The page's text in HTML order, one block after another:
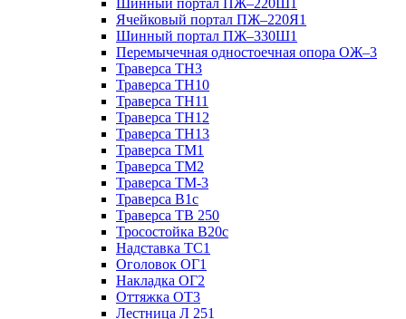
Ячейковый портал ПЖ–220Я1
Шинный портал ПЖ–330Ш1
Перемычечная одностоечная опора ОЖ–3
Траверса ТН3
Траверса ТН10
Траверса ТН11
Траверса ТН12
Траверса ТН13
Траверса ТМ1
Траверса ТМ2
Траверса ТМ-3
Траверса В1с
Траверса ТВ 250
Тросостойка В20с
Надставка ТС1
Оголовок ОГ1
Накладка ОГ2
Оттяжка ОТ3
Лестница Л 251